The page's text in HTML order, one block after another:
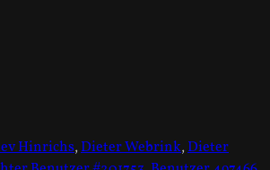
Hinrichs,Dieter Webrink,Dieter